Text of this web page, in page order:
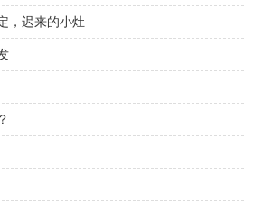
，迟来的小灶